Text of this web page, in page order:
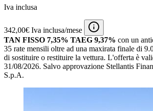
Iva inclusa
342,00€ Iva inclusa/mese
TAN FISSO 7,35% TAEG 9,37% con un
35 rate mensili oltre ad una maxirata finale di
di sostituire o restituire la vettura. L'offerta è
31/08/2026. Salvo approvazione Stellantis
S.p.A.